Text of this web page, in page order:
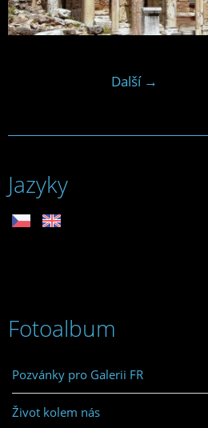
Další →
Jazyky
Fotoalbum
Pozvánky pro Galerii FR
Život kolem nás